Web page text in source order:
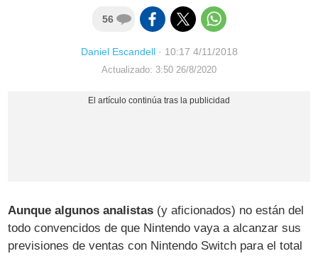
56
Daniel Escandell· 10:17 4/11/2018
Actualizado: 3:50 26/8/2020
Aunque algunos analistas (y aficionados) no están del
todo convencidos de que Nintendo vaya a alcanzar sus
previsiones de ventas con Nintendo Switch para el total